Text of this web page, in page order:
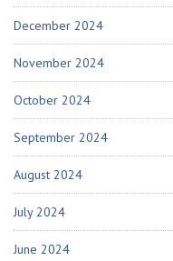
December 2024
November 2024
October 2024
September 2024
August 2024
July 2024
June 2024